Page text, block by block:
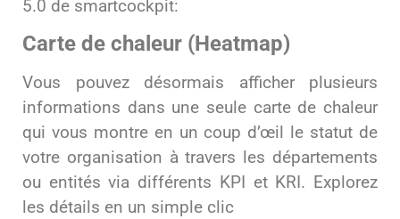
5.0 de smartcockpit:
Carte de chaleur (Heatmap)
Vous pouvez désormais afficher plusieurs
informations dans une seule carte de chaleur
qui vous montre en un coup d’œil le statut de
votre organisation à travers les départements
ou entités via différents KPI et KRI. Explorez
les détails en un simple clic